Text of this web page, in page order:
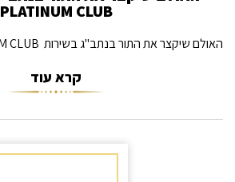
PLATINUM CLUB
האולם שיקצר את התור בנתב"ג בשירות VIP PLATINUM CLUB.
קרא עוד